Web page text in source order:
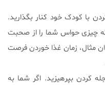
با کودک خود کنار بگذارید.
که چیزی حواس شما را از صحبت
مثال، زمان غذا خوردن فرصت
کردن بپرهیزید. اگر شما به